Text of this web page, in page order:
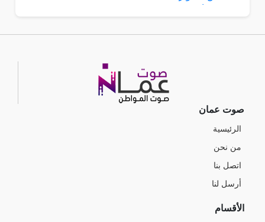
صوت عمان
الرئيسية
من نحن
اتصل بنا
أرسل لنا
الأقسام